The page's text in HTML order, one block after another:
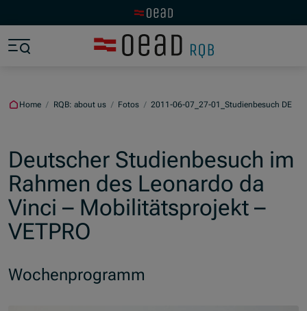
Home / RQB: about us / Fotos / 2011-06-07_27-01_Studienbesuch DE
Deutscher Studienbesuch im
Rahmen des Leonardo da
Vinci – Mobilitätsprojekt –
VETPRO
Wochenprogramm